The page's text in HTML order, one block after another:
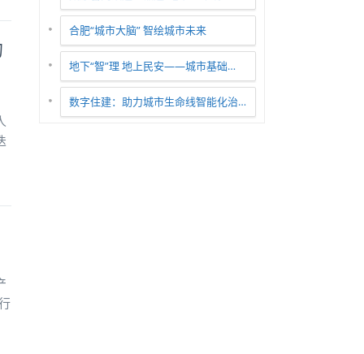
合肥“城市大脑” 智绘城市未来
地下“智”理 地上民安——城市基础…
数字住建：助力城市生命线智能化治…